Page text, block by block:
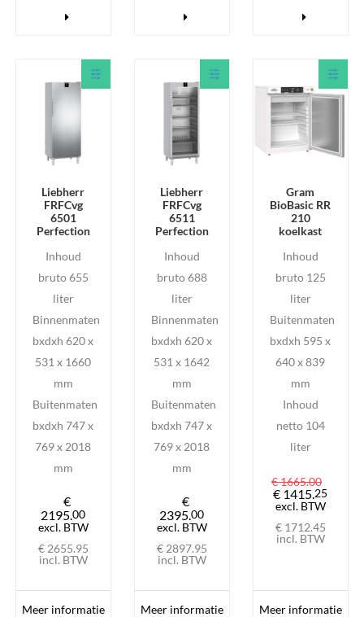
Liebherr
FRFCvg
6501
Perfection
Inhoud
bruto 655
liter
Binnenmaten
bxdxh 620 x
531 x 1660
mm
Buitenmaten
bxdxh 747 x
769 x 2018
mm
€
2195.00
excl. BTW
€ 2655.95
incl. BTW
Meer informatie
Liebherr
FRFCvg
6511
Perfection
Inhoud
bruto 688
liter
Binnenmaten
bxdxh 620 x
531 x 1642
mm
Buitenmaten
bxdxh 747 x
769 x 2018
mm
€
2395.00
excl. BTW
€ 2897.95
incl. BTW
Meer informatie
Gram
BioBasic RR
210
koelkast
Inhoud
bruto 125
liter
Buitenmaten
bxdxh 595 x
640 x 839
mm
Inhoud
netto 104
liter
€ 1665.00
€ 1415.25
excl. BTW
€ 1712.45
incl. BTW
Meer informatie